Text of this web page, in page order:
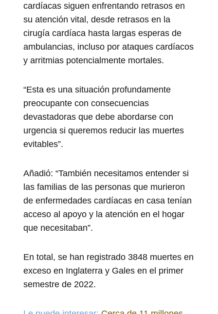
cardíacas siguen enfrentando retrasos en
su atención vital, desde retrasos en la
cirugía cardíaca hasta largas esperas de
ambulancias, incluso por ataques cardíacos
y arritmias potencialmente mortales.
“Esta es una situación profundamente
preocupante con consecuencias
devastadoras que debe abordarse con
urgencia si queremos reducir las muertes
evitables”.
Añadió: “También necesitamos entender si
las familias de las personas que murieron
de enfermedades cardíacas en casa tenían
acceso al apoyo y la atención en el hogar
que necesitaban”.
En total, se han registrado 3848 muertes en
exceso en Inglaterra y Gales en el primer
semestre de 2022.